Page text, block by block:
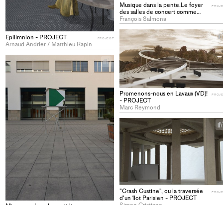
Épilimnion - PROJECT
Arnaud Andrier / Matthieu Rapin
PROJECT
Musique dans la pente.Le foyer
des salles de concert comme
connexion de deux niveaux de
ville, promenade de la Solitude,
Lausanne - PROJECT
François Salmona
Promenons-nous en Lavaux (VD)!
- PROJECT
Marc Reymond
+
+
Add
project
to
collections
"Crash Custine", ou la traversée
d'un îlot Parisien - PROJECT
+